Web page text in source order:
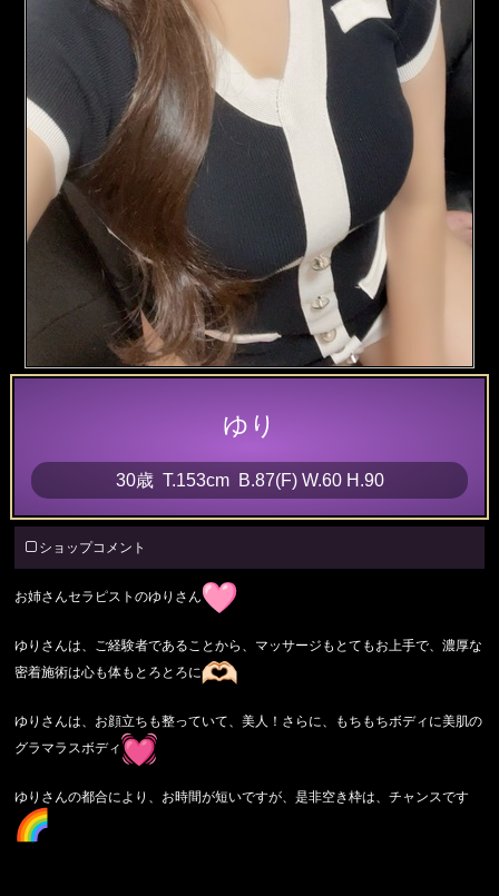
ロ
フ
ー
ル
ゆり
30歳 T.153cm B.87(F) W.60 H .90
ショップコメント
お姉さんセラピストのゆりさん
ゆりさんは、ご経験者であることから、マッサージもとてもお上手で、濃厚な
密着施術は心も体もとろとろに
ゆりさんは、お顔立ちも整っていて、美人！さらに、もちもちボディに美肌の
グラマラスボディ
ゆりさんの都合により、お時間が短いですが、是非空き枠は、チャ ンスです